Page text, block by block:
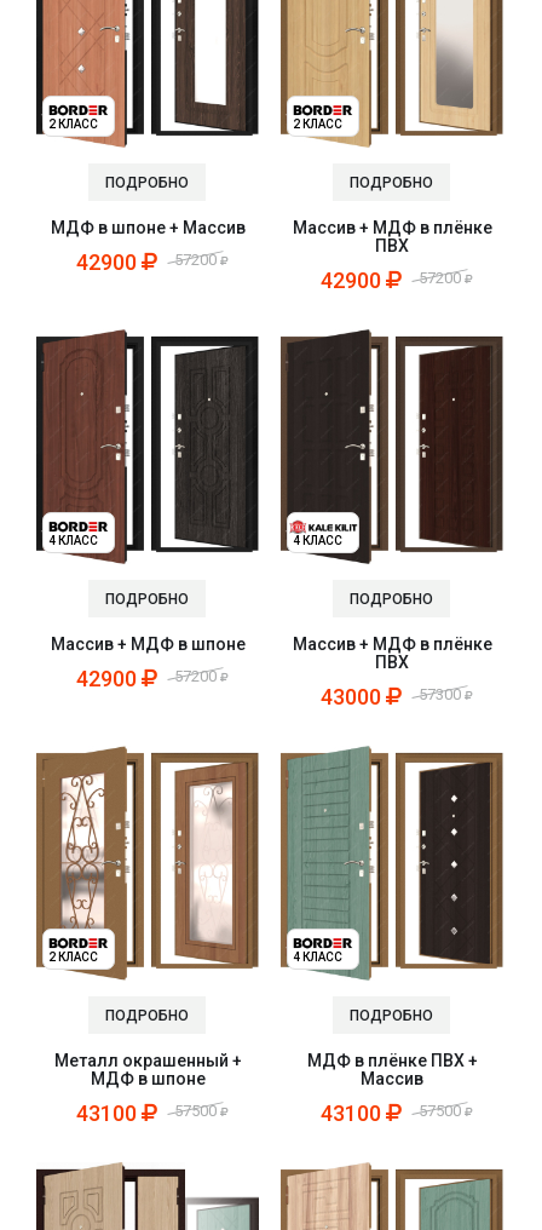
2 КЛАСС
ПОДРОБНО
МДФ в шпоне + Массив
42900 57200
2 КЛАСС
ПОДРОБНО
Массив + МДФ в плёнке
ПВХ
42900 57200
4 КЛАСС
ПОДРОБНО
Массив + МДФ в шпоне
42900 57200
4 КЛАСС
ПОДРОБНО
Массив + МДФ в плёнке
ПВХ
43000 57300
2 КЛАСС
ПОДРОБНО
Металл окрашенный +
МДФ в шпоне
43100 57500
4 КЛАСС
ПОДРОБНО
МДФ в плёнке ПВХ +
Массив
43100 57500